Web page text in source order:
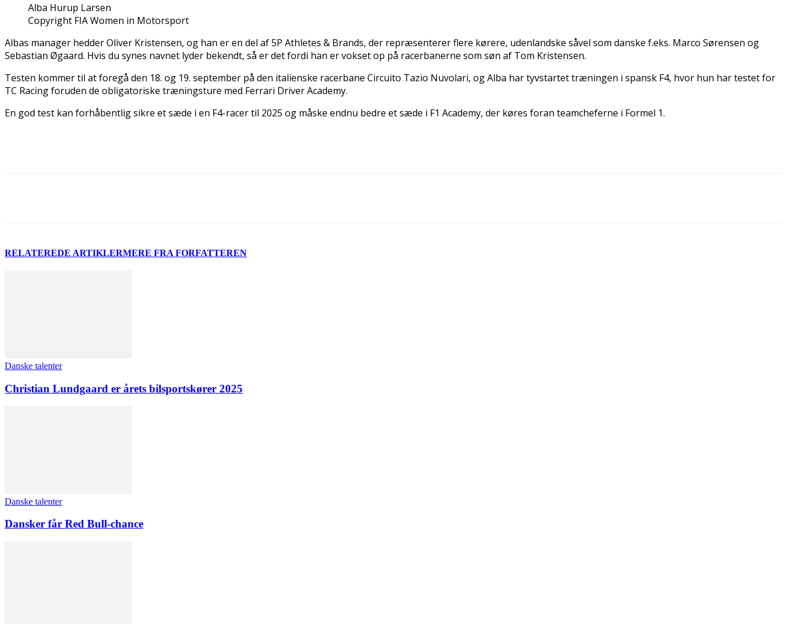
Alba Hurup Larsen
Copyright FIA Women in Motorsport
Albas manager hedder Oliver Kristensen, og han er en del af 5P Athletes & Brands, der repræsenterer flere kørere, udenlandske såvel som danske f.eks. Marco Sørensen og
Sebastian Øgaard. Hvis du synes navnet lyder bekendt, så er det fordi han er vokset op på racerbanerne som søn af Tom Kristensen.
Testen kommer til at foregå den 18. og 19. september på den italienske racerbane Circuito Tazio Nuvolari, og Alba har tyvstartet træningen i spansk F4, hvor hun har testet for
TC Racing foruden de obligatoriske træningsture med Ferrari Driver Academy.
En god test kan forhåbentlig sikre et sæde i en F4-racer til 2025 og måske endnu bedre et sæde i F1 Academy, der køres foran teamcheferne i Formel 1.
RELATEREDE ARTIKLERMERE FRA FORFATTEREN
Danske talenter
Christian Lundgaard er årets bilsportskører 2025
Danske talenter
Dansker får Red Bull-chance